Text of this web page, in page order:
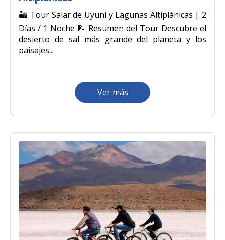
Salkantay
🏜️ Tour Salar de Uyuni y Lagunas Altiplánicas | 2
Días / 1 Noche 📝 Resumen del Tour Descubre el
desierto de sal más grande del planeta y los
paisajes...
Ver más